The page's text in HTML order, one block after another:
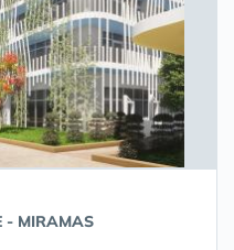
- MIRAMAS